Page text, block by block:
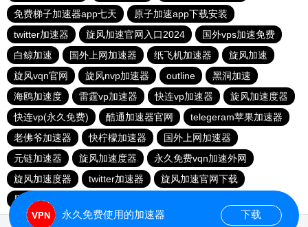
免费梯子加速器app七天
原子加速app下载安装
twitter加速器
旋风加速官网入口2024
国外vps加速免费
白鲸加速
国外上网加速器 纸飞机加速器
旋风加速
旋风vqn官网
旋风nvp加速器 outline
黑洞加速
海鸥加速度
雷霆vp加速器 快连vp加速器
旋风加速度器
快连vp(永久免费)
酷通加速器官网
telegeram苹果加速器
老佛爷加速器
快柠檬加速器
国外上网加速器
元链加速器
旋风加速度器
永久免费vqn加速外网
旋风加速度器
twitter加速器
旋风加速官网下载
黑洞海外npv加速梯子
永久免费使用的加速器 下载